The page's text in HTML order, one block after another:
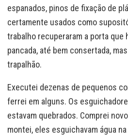
espanados, pinos de fixação de
certamente usados como
trabalho recuperaram a porta que
pancada, até bem consertada,
trapalhão.
Executei dezenas de pequenos
ferrei em alguns. Os
estavam quebrados. Comprei
montei, eles esguichavam água